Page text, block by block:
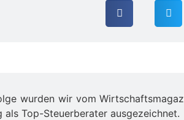
wurden wir vom
als Top-Steuerberater ausgezeichnet.